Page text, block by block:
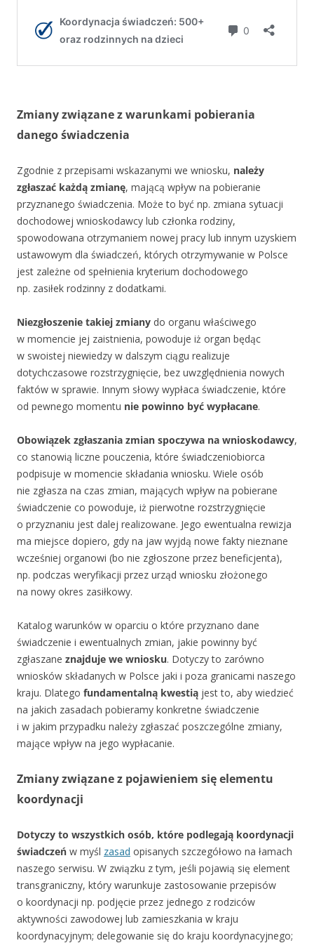
Zmiany związane z warunkami pobierania
danego świadczenia
Zgodnie z przepisami wskazanymi we wniosku, należy
zgłaszać każdą zmianę, mającą wpływ na pobieranie
przyznanego świadczenia. Może to być np. zmiana sytuacji
dochodowej wnioskodawcy lub członka rodziny,
spowodowana otrzymaniem nowej pracy lub innym uzyskiem
ustawowym dla świadczeń, których otrzymywanie w Polsce
jest zależne od spełnienia kryterium dochodowego
np. zasiłek rodzinny z dodatkami.
Niezgłoszenie takiej zmiany do organu właściwego
w momencie jej zaistnienia, powoduje iż organ będąc
w swoistej niewiedzy w dalszym ciągu realizuje
dotychczasowe rozstrzygnięcie, bez uwzględnienia nowych
faktów w sprawie. Innym słowy wypłaca świadczenie, które
od pewnego momentu nie powinno być wypłacane.
Obowiązek zgłaszania zmian spoczywa na wnioskodawcy,
co stanowią liczne pouczenia, które świadczeniobiorca
podpisuje w momencie składania wniosku. Wiele osób
nie zgłasza na czas zmian, mających wpływ na pobierane
świadczenie co powoduje, iż pierwotne rozstrzygnięcie
o przyznaniu jest dalej realizowane. Jego ewentualna rewizja
ma miejsce dopiero, gdy na jaw wyjdą nowe fakty nieznane
wcześniej organowi (bo nie zgłoszone przez beneficjenta),
np. podczas weryfikacji przez urząd wniosku złożonego
na nowy okres zasiłkowy.
Katalog warunków w oparciu o które przyznano dane
świadczenie i ewentualnych zmian, jakie powinny być
zgłaszane znajduje we wniosku. Dotyczy to zarówno
wniosków składanych w Polsce jaki i poza granicami naszego
kraju. Dlatego fundamentalną kwestią jest to, aby wiedzieć
na jakich zasadach pobieramy konkretne świadczenie
i w jakim przypadku należy zgłaszać poszczególne zmiany,
mające wpływ na jego wypłacanie.
Zmiany związane z pojawieniem się elementu
koordynacji
Dotyczy to wszystkich osób, które podlegają koordynacji
świadczeń w myśl zasad opisanych szczegółowo na łamach
naszego serwisu. W związku z tym, jeśli pojawią się element
transgraniczny, który warunkuje zastosowanie przepisów
o koordynacji np. podjęcie przez jednego z rodziców
aktywności zawodowej lub zamieszkania w kraju
koordynacyjnym; delegowanie się do kraju koordynacyjnego;